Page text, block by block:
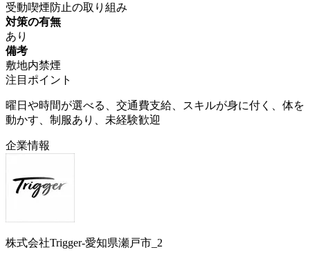
受動喫煙防止の取り組み
対策の有無
あり
備考
敷地内禁煙
注目ポイント
曜日や時間が選べる、交通費支給、スキルが身に付く、体を
動かす、制服あり、未経験歓迎
企業情報
株式会社Trigger-愛知県瀬戸市_2